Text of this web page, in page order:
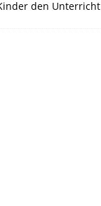
den Unterricht